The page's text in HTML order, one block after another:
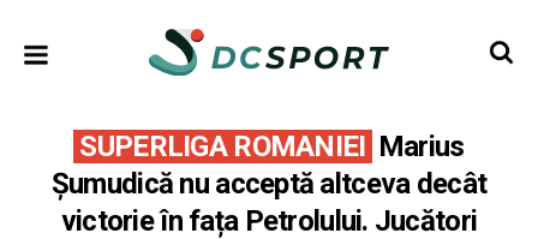
SUPERLIGA ROMANIEI Marius
Șumudică nu acceptă altceva decât
victorie în fața Petrolului. Jucători